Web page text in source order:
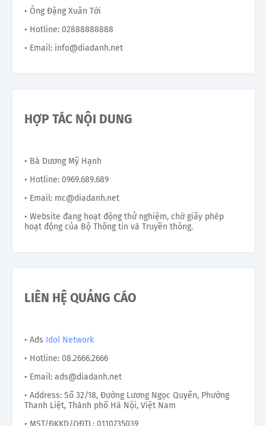
• Ông Đặng Xuân Tới
• Hotline: 02888888888
• Email: info@diadanh.net
HỢP TÁC NỘI DUNG
• Bà Dương Mỹ Hạnh
• Hotline: 0969.689.689
• Email: mc@diadanh.net
• Website đang hoạt động thử nghiệm, chờ giấy phép
hoạt động của Bộ Thông tin và Truyền thông.
LIÊN HỆ QUẢNG CÁO
• Ads Idol Network
• Hotline: 08.2666.2666
• Email: ads@diadanh.net
• Address: Số 32/18, Đường Lương Ngọc Quyến, Phường
Thanh Liệt, Thành phố Hà Nội, Việt Nam
• MST/ĐKKD/QĐTL: 0110735039